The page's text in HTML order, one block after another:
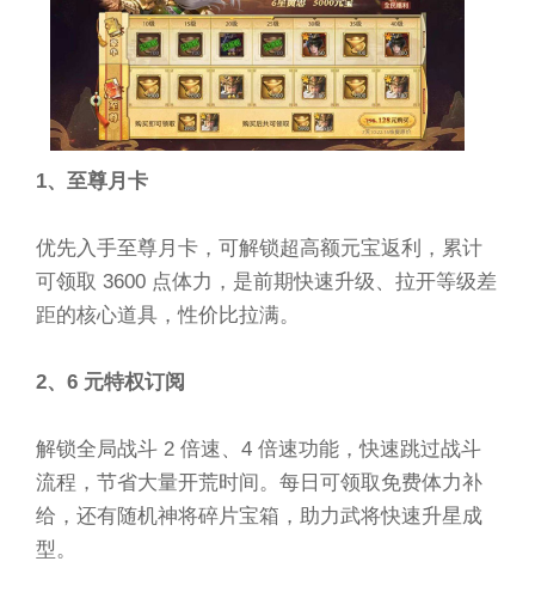
1、至尊月卡
优先入手至尊月卡，可解锁超高额元宝返利，累计
可领取 3600 点体力，是前期快速升级、拉开等级差
距的核心道具，性价比拉满。
2、6 元特权订阅
解锁全局战斗 2 倍速、4 倍速功能，快速跳过战斗
流程，节省大量开荒时间。每日可领取免费体力补
给，还有随机神将碎片宝箱，助力武将快速升星成
型。